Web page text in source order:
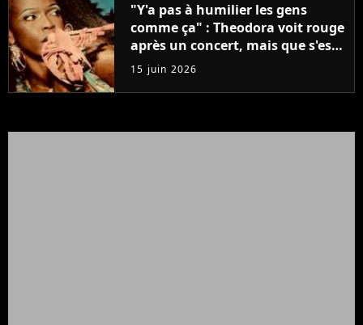
"Y'a pas à humilier les gens
comme ça" : Theodora voit rouge
après un concert, mais que s'est-
il passé ?
15 juin 2026